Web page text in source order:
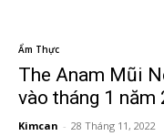
Ẩm Thực
The Anam Mũi
vào tháng 1 năm
Kimcan - 28 Tháng 11, 2022